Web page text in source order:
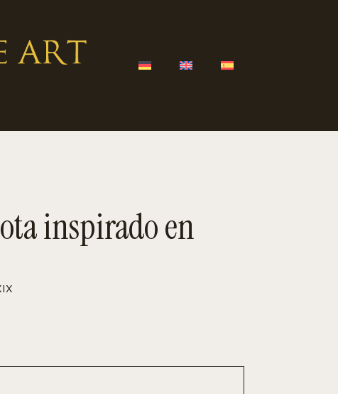
inspirado en